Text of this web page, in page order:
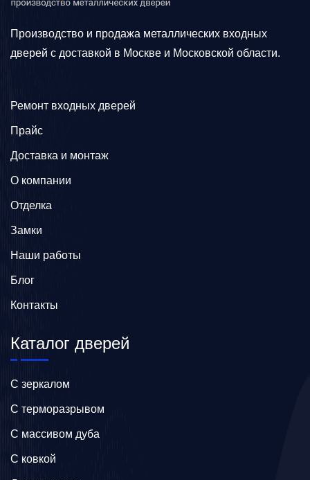
Производство и продажа металлических входных
дверей с доставкой в Москве и Московской области.
Ремонт входных дверей
Прайс
Доставка и монтаж
О компании
Отделка
Замки
Наши работы
Блог
Контакты
Каталог дверей
C зеркалом
C терморазрывом
C массивом дуба
C ковкой